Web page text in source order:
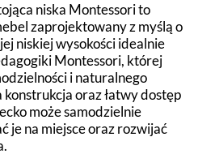
niska Montessori to
zaprojektowany z myślą o
niskiej wysokości idealnie
Montessori, której
i naturalnego
oraz łatwy dostęp
może samodzielnie
je na miejsce oraz rozwijać